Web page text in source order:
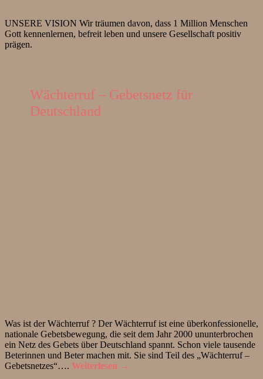
UNSERE VISION Wir träumen davon, dass 1 Million Menschen
Gott kennenlernen, befreit leben und unsere Gesellschaft positiv
prägen.
Wächterruf – Gebetsnetz für
Deutschland
Was ist der Wächterruf ? Der Wächterruf ist eine überkonfessionelle,
nationale Gebetsbewegung, die seit dem Jahr 2000 ununterbrochen
ein Netz des Gebets über Deutschland spannt. Schon viele tausende
Beterinnen und Beter machen mit. Sie sind Teil des „Wächterruf –
Gebetsnetzes“…. Weiterlesen →